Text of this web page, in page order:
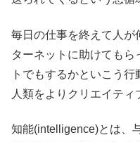
毎日の仕事を終えて人が
ターネットに助けても
トでもするかといこう
人類をよりクリエイティ
知能(intelligence)とは、